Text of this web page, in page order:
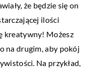
że będzie się on
ilości
kreatywny! Możesz
na drugim, aby pokój
Na przykład,